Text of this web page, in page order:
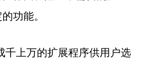
功能。
千上万的扩展程序供用户选